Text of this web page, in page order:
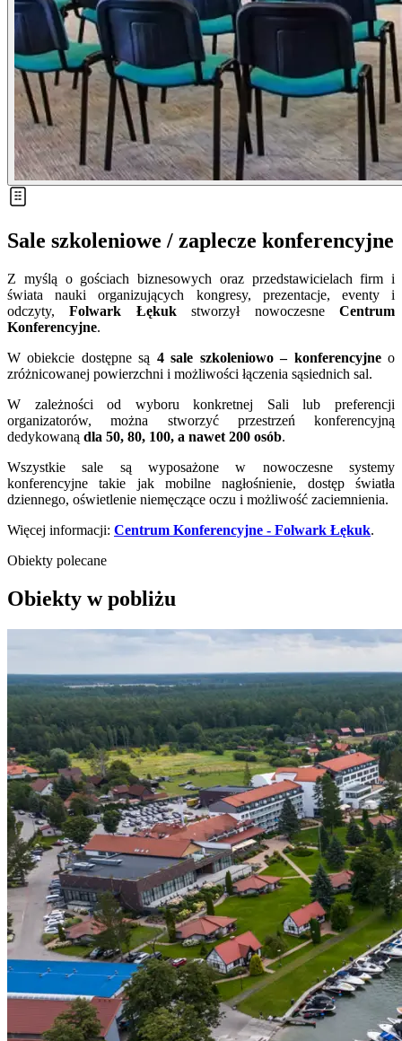
Sale szkoleniowe / zaplecze konferencyjne
Z myślą o gościach biznesowych oraz przedstawicielach firm i
świata nauki organizujących kongresy, prezentacje, eventy i
odczyty,Folwark Łękukstworzył nowoczesneCentrum
Konferencyjne.
W obiekcie dostępne są 4 sale szkoleniowo – konferencyjneo
zróżnicowanej powierzchni i możliwości łączenia sąsiednich sal.
W zależności od wyboru konkretnej Sali lub preferencji
organizatorów, można stworzyć przestrzeń konferencyjną
dedykowaną dla 50, 80, 100, a nawet 200 osób.
Wszystkie sale są wyposażone w nowoczesne systemy
konferencyjne takie jak mobilne nagłośnienie, dostęp światła
dziennego, oświetlenie niemęczące oczu i możliwość zaciemnienia.
Więcej informacji: Centrum Konferencyjne - Folwark Łękuk.
Obiekty polecane
Obiekty w pobliżu